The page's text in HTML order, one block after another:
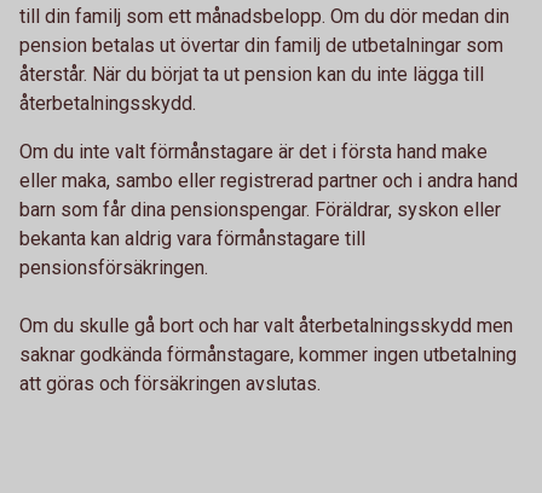
till din familj som ett månadsbelopp. Om du dör medan din
pension betalas ut övertar din familj de utbetalningar som
återstår. När du börjat ta ut pension kan du inte lägga till
återbetalningsskydd.
Om du inte valt förmånstagare är det i första hand make
eller maka, sambo eller registrerad partner och i andra hand
barn som får dina pensionspengar. Föräldrar, syskon eller
bekanta kan aldrig vara förmånstagare till
pensionsförsäkringen.
Om du skulle gå bort och har valt återbetalningsskydd men
saknar godkända förmånstagare, kommer ingen utbetalning
att göras och försäkringen avslutas.